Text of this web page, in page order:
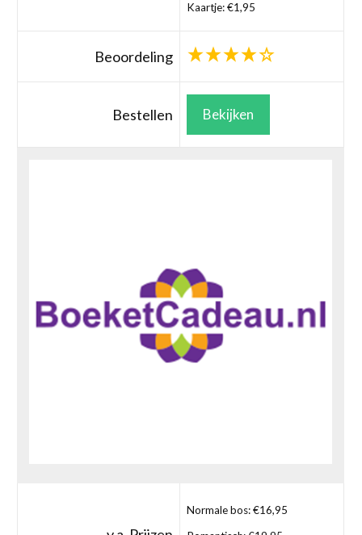
Kaartje: €1,95
Beoordeling
Bestellen Bekijken
Normale bos: €16,95